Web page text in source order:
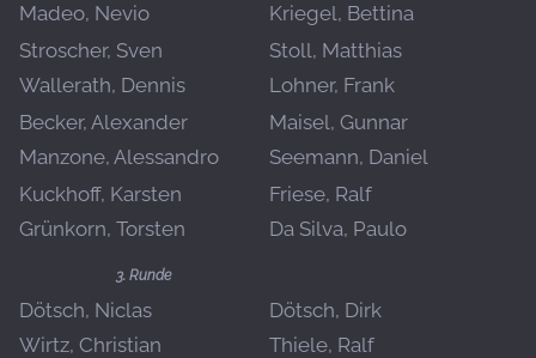
Madeo, Nevio
Kriegel, Bettina
Stroscher, Sven
Wallerath, Dennis
Stoll, Matthias
Lohner, Frank
Becker, Alexander
Manzone, Alessandro
Maisel, Gunnar
Seemann, Daniel
Kuckhoff, Karsten
Grünkorn, Torsten
Friese, Ralf
Da Silva, Paulo
3. Runde
Dötsch, Niclas
Wirtz, Christian
Dötsch, Dirk
Thiele, Ralf